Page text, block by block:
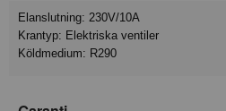
Elanslutning: 230V/10A
Krantyp: Elektriska ventiler
Köldmedium: R290